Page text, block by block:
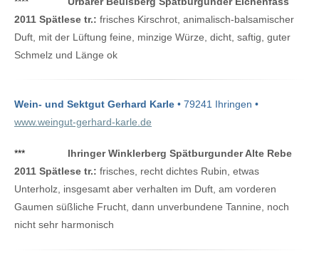
2011 Spätlese tr.: frisches Kirschrot, animalisch-balsamischer
Duft, mit der Lüftung feine, minzige Würze, dicht, saftig, guter
Schmelz und Länge ok
Wein- und Sektgut Gerhard Karle • 79241 Ihringen •
www.weingut-gerhard-karle.de
***
Ihringer Winklerberg Spätburgunder Alte Rebe
2011 Spätlese tr.: frisches, recht dichtes Rubin, etwas
Unterholz, insgesamt aber verhalten im Duft, am vorderen
Gaumen süßliche Frucht, dann unverbundene Tannine, noch
nicht sehr harmonisch